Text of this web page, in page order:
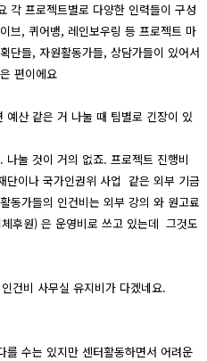
각 프로젝트별로 다양한 인력들이 구성
브, 퀴어뱅, 레인보우링 등 프로젝트 마
단들, 자원활동가들, 상담가들이 있어서
편이에요
예산 같은 거 나눌 때 팀별로 긴장이 있
눌 것이 거의 없죠. 프로젝트 진행비
이나 국가인권위 사업 같은 외부 기금
동가들의 인건비는 외부 강의 와 원고료
후원) 은 운영비로 쓰고 있는데 그것도
건비 사무실 유지비가 다겠네요.
를 수는 있지만 센터활동하면서 어려운